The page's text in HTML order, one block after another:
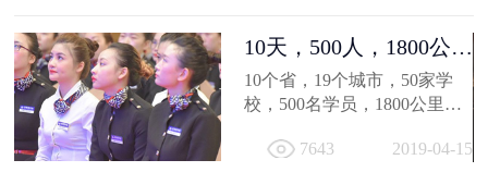
10天，500人，1800公
里；不负韶...
10个省，19个城市，50家学
校，500名学员，1800公里，
地方... 7643 2019-04-15